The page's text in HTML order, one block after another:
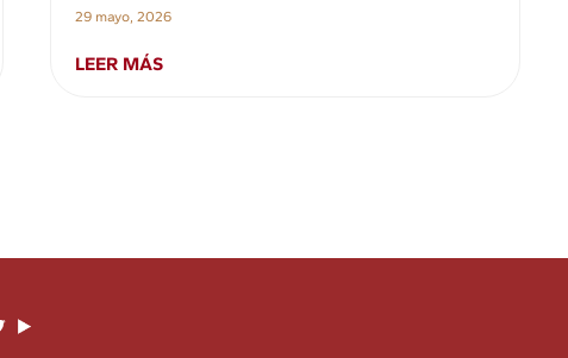
29 mayo, 2026
LEER MÁS